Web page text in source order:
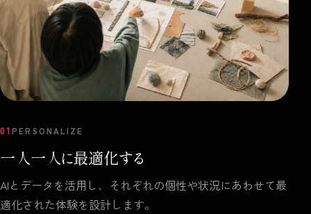
01PERSONALIZE
一人一人に最適化する
AIとデータを活用し、それぞれの個性や状況にあわせて最
適化された体験を設計します。